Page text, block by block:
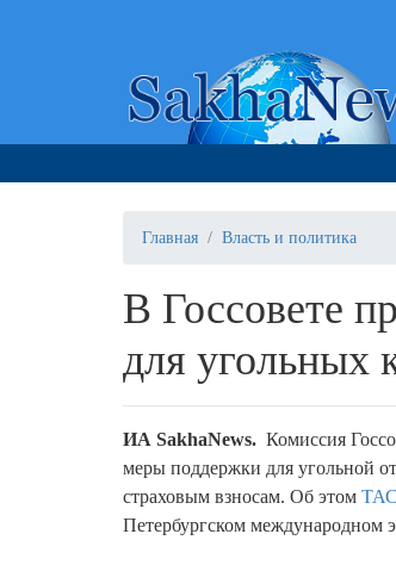
Главная Власть и политика
В Госсовете
для угольных
ИА SakhaNews. Комиссия
меры поддержки для угольной
страховым взносам. Об этом
Петербургском международном